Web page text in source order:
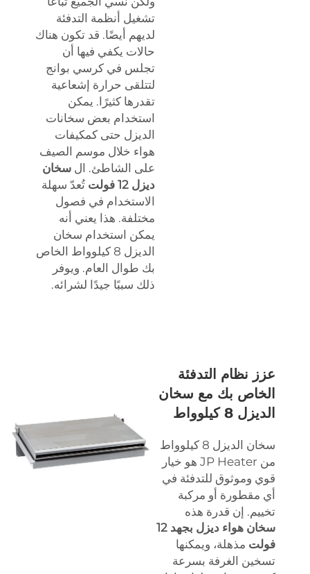
تشغيل أنظمة التدفئة
لديهم أيضًا. قد تكون هناك
حالات يكفي فيها أن
تجلس في كرسي بوانج
لتتلقى حرارة إشعاعية
تقدرها كثيرًا. يمكن
استخدام بعض سخانات
الديزل حتى كمكيفات
هواء خلال موسم الصيف
على الشاطئ. ال سخان
ديزل 12 فولت
تُعدّ سهلة
الاستخدام في فصول
مختلفة. هذا يعني أنه
يمكن استخدام سخان
الديزل 8 كيلوواط الخاص
بك طوال العام. ويوفر
ذلك سببًا جيدًا لشرائه.
عزز نظام التدفئة
الخاص بك مع سخان
الديزل 8 كيلوواط
سخان الديزل 8 كيلوواط
من JP Heater هو خيار
قوي وموثوق للتدفئة في
أي مقطورة أو مركبة
تخييم. إن قدرة هذه
سخان هواء ديزل بجهد 12
فولت مذهلة، ويمكنها
تسخين الغرفة بسرعة